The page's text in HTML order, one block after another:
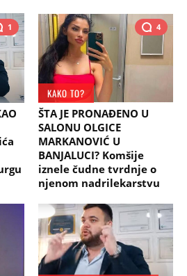
1 4
KAKO TO?
ŠTA JE PRONAĐENO U
SALONU OLGICE
MARKANOVIĆ U
BANJALUCI? Komšije
iznele čudne tvrdnje o
njenom nadrilekarstvu